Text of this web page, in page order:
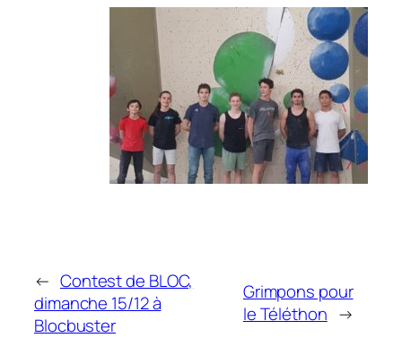
← Contest de BLOC,
dimanche 15/12 à
Blocbuster
Grimpons pour
le Téléthon →